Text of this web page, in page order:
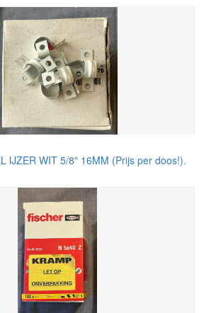
IJZER WIT 5/8" 16MM (Prijs per doos!).